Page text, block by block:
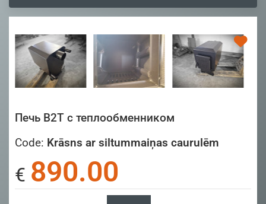
Печь B2T с теплообменником
Code: Krāsns ar siltummaiņas caurulēm
€ 890.00